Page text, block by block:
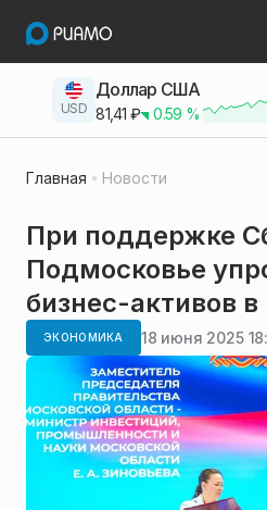
USD
Доллар США
81,41 ₽ 0.59 %
Главная Новости
При поддержке
Подмосковье
бизнес-активов в
ЭКОНОМИКА 18 июня 2025